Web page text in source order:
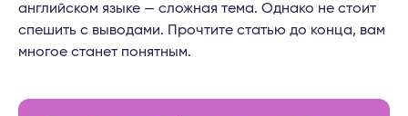
английском языке — сложная тема. Однако не стоит
спешить с выводами. Прочтите статью до конца, вам
многое станет понятным.